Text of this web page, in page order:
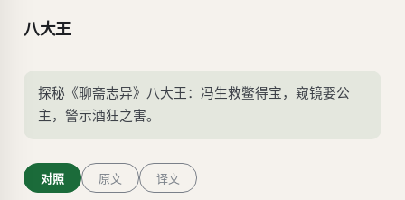
八大王
探秘《聊斋志异》八大王：冯生救鳖得宝，窥镜娶公
主，警示酒狂之害。
对照 原文 译文